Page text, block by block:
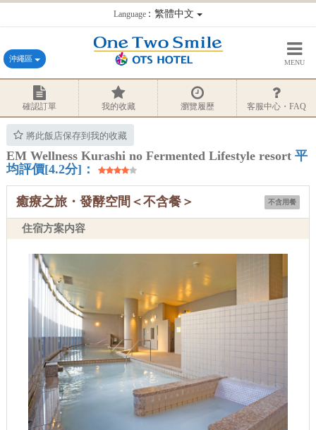
Language：繁體中文
沖繩區 MENU
確認訂單 我的收藏 瀏覽履歷 客服中心・FAQ
將此飯店保存到我的收藏
EM Wellness Kurashi no Fermented Lifestyle resort 平
均評價[4.2分]：
不含用餐
癒療之旅・發酵空間＜不含餐＞
住宿方案内容